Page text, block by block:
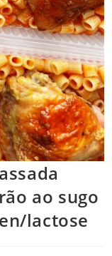
ao sugo
lactose